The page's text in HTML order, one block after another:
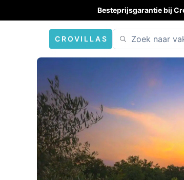
Besteprijsgarantie bij
CROVILLAS